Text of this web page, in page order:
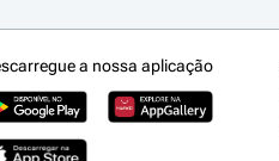
a nossa aplicação